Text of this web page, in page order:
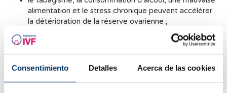
Consentimiento Detalles Acerca de las cookies
alimentation et le stress chronique peuvent accélérer
la détérioration de la réserve ovarienne ;
diverses conditions médicales : le syndrome des
ovaires polykystiques ou l’endométriose peuvent
affecter la réserve ovarienne. En outre, certaines
maladies auto-immunes, les infections pelviennes et
les troubles hormonaux peuvent avoir une influence sur